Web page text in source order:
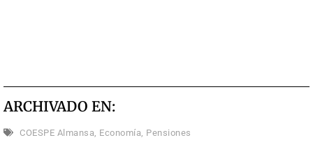
ARCHIVADO EN:
COESPE Almansa Economía Pensiones